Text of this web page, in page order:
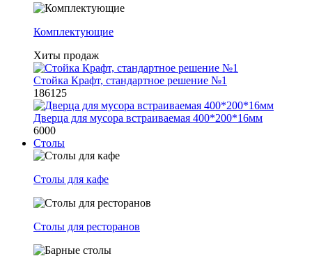
Комплектующие
Хиты продаж
Стойка Крафт, стандартное решение №1
186125
Дверца для мусора встраиваемая 400*200*16мм
6000
Столы
Столы для кафе
Столы для ресторанов